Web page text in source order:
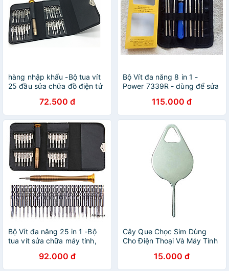
hàng nhập khẩu -Bộ tua vít
25 đầu sửa chữa đồ điện tử
72.500 đ
Bộ Vít đa năng 8 in 1 -
Power 7339R - dùng để sửa
tính bảng, và các thiết bị
điện tử - Hàng chính hãng
115.000 đ
Bộ Vít đa năng 25 in 1 -Bộ
tua vít sửa chữa máy tính,
Hàng chính hãng
92.000 đ
Cây Que Chọc Sim Dùng
Cho Điện Thoại Và Máy Tính
15.000 đ